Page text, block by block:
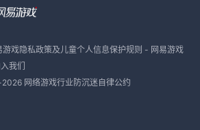
游戏隐私政策及儿童个人信息保护规则 - 网易游戏
我们
2026 网络游戏行业防沉迷自律公约